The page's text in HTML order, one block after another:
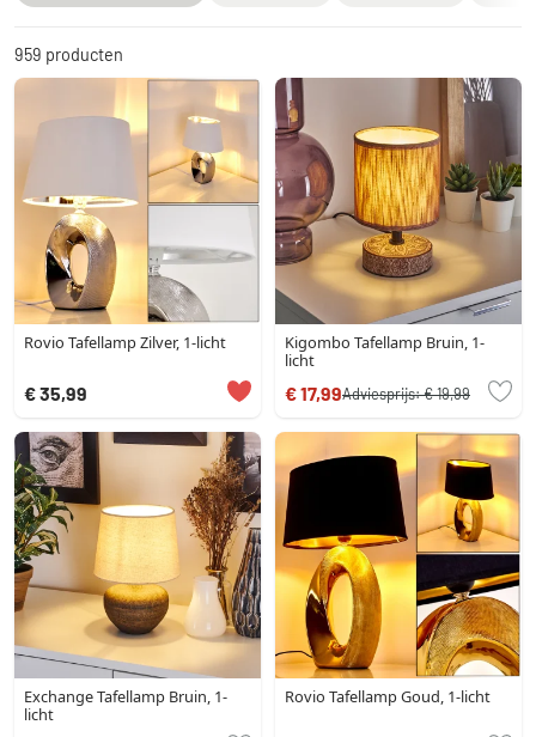
959 producten
Rovio Tafellamp Zilver, 1-licht
€ 35,99
Kigombo Tafellamp Bruin, 1-
licht
€ 17,99Adviesprijs:€ 19,99
Exchange Tafellamp Bruin, 1-
licht
Rovio Tafellamp Goud, 1-licht